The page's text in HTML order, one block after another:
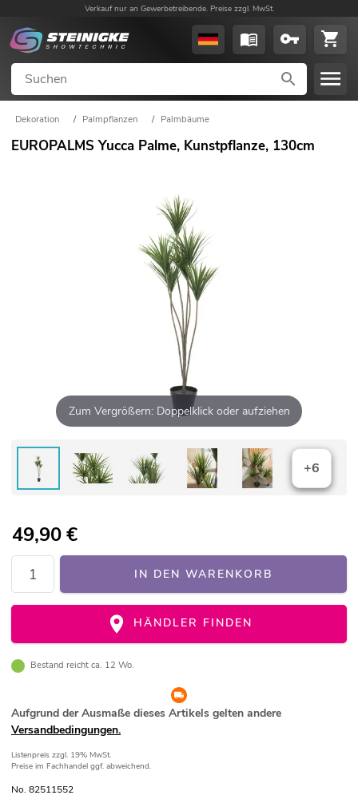
Verkauf nur an Gewerbetreibende. Preise zzgl. MwSt.
Dekoration / Palmpflanzen / Palmbäume
EUROPALMS Yucca Palme, Kunstpflanze, 130cm
Zum Vergrößern: Doppelklick oder aufziehen
+6
49,90€
IN DEN WARENKORB
HÄNDLER FINDEN
Bestand reicht ca. 12 Wo.
Aufgrund der Ausmaße dieses Artikels gelten andere
Versandbedingungen.
Listenpreis zzgl. 19% MwSt.
Preise im Fachhandel ggf. abweichend.
No. 82511552